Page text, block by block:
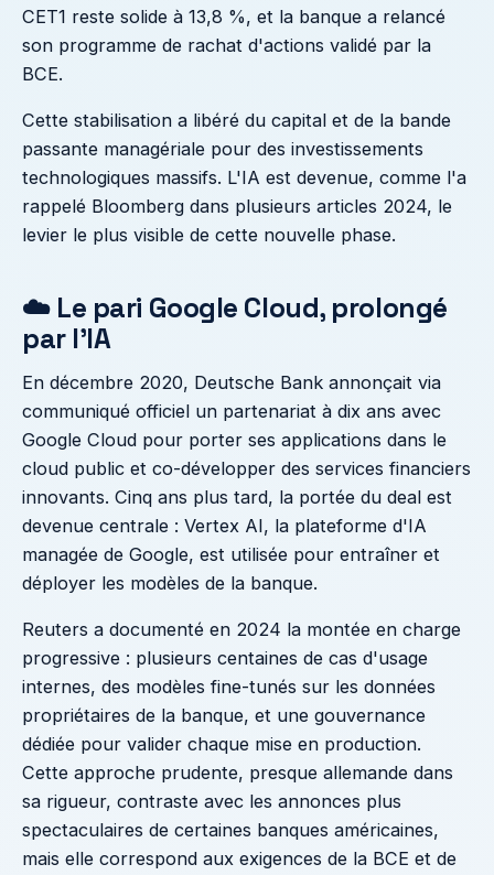
CET1 reste solide à 13,8 %, et la banque a relancé
son programme de rachat d'actions validé par la
BCE.
Cette stabilisation a libéré du capital et de la bande
passante managériale pour des investissements
technologiques massifs. L'IA est devenue, comme l'a
rappelé Bloomberg dans plusieurs articles 2024, le
levier le plus visible de cette nouvelle phase.
☁️ Le pari Google Cloud, prolongé
par l'IA
En décembre 2020, Deutsche Bank annonçait via
communiqué officiel un partenariat à dix ans avec
Google Cloud pour porter ses applications dans le
cloud public et co-développer des services financiers
innovants. Cinq ans plus tard, la portée du deal est
devenue centrale : Vertex AI, la plateforme d'IA
managée de Google, est utilisée pour entraîner et
déployer les modèles de la banque.
Reuters a documenté en 2024 la montée en charge
progressive : plusieurs centaines de cas d'usage
internes, des modèles fine-tunés sur les données
propriétaires de la banque, et une gouvernance
dédiée pour valider chaque mise en production.
Cette approche prudente, presque allemande dans
sa rigueur, contraste avec les annonces plus
spectaculaires de certaines banques américaines,
mais elle correspond aux exigences de la BCE et de